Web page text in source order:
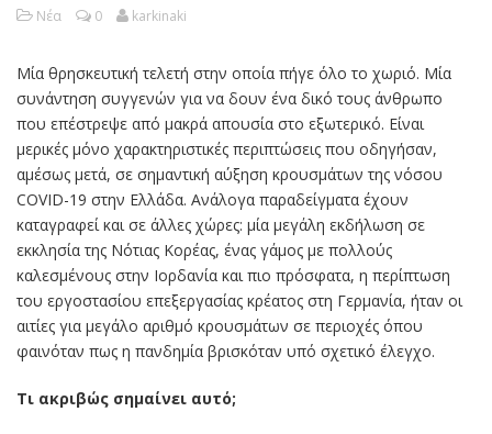
Νέα 0 karkinaki
Μία θρησκευτική τελετή στην οποία πήγε όλο το χωριό. Μία
συνάντηση συγγενών για να δουν ένα δικό τους άνθρωπο
που επέστρεψε από μακρά απουσία στο εξωτερικό. Είναι
μερικές μόνο χαρακτηριστικές περιπτώσεις που οδηγήσαν,
αμέσως μετά, σε σημαντική αύξηση κρουσμάτων της νόσου
COVID-19 στην Ελλάδα. Ανάλογα παραδείγματα έχουν
καταγραφεί και σε άλλες χώρες: μία μεγάλη εκδήλωση σε
εκκλησία της Νότιας Κορέας, ένας γάμος με πολλούς
καλεσμένους στην Ιορδανία και πιο πρόσφατα, η περίπτωση
του εργοστασίου επεξεργασίας κρέατος στη Γερμανία, ήταν οι
αιτίες για μεγάλο αριθμό κρουσμάτων σε περιοχές όπου
φαινόταν πως η πανδημία βρισκόταν υπό σχετικό έλεγχο.
Τι ακριβώς σημαίνει αυτό;